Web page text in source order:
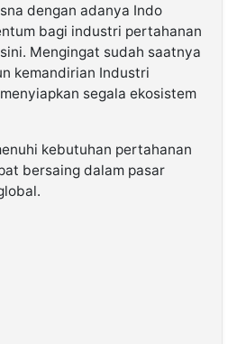
dengan adanya Indo
bagi industri pertahanan
Mengingat sudah saatnya
kemandirian Industri
segala ekosistem
kebutuhan pertahanan
bersaing dalam pasar